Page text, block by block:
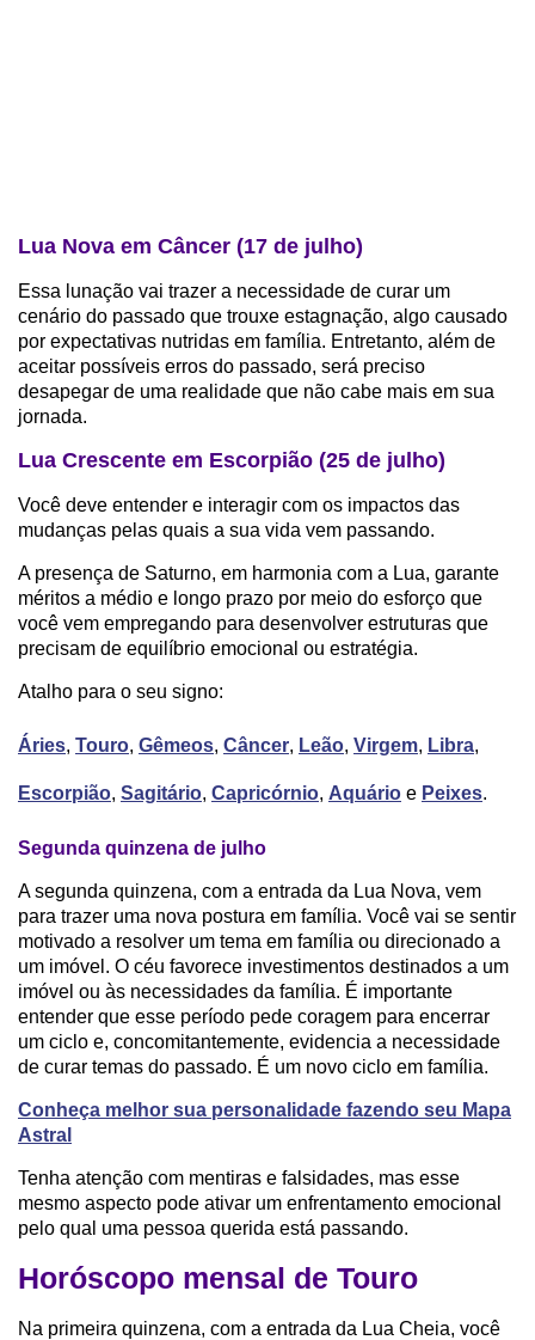
Lua Nova em Câncer (17 de julho)
Essa lunação vai trazer a necessidade de curar um
cenário do passado que trouxe estagnação, algo causado
por expectativas nutridas em família. Entretanto, além de
aceitar possíveis erros do passado, será preciso
desapegar de uma realidade que não cabe mais em sua
jornada.
Lua Crescente em Escorpião (25 de julho)
Você deve entender e interagir com os impactos das
mudanças pelas quais a sua vida vem passando.
A presença de Saturno, em harmonia com a Lua, garante
méritos a médio e longo prazo por meio do esforço que
você vem empregando para desenvolver estruturas que
precisam de equilíbrio emocional ou estratégia.
Atalho para o seu signo:
Áries, Touro, Gêmeos, Câncer, Leão, Virgem, Libra,
Escorpião, Sagitário, Capricórnio, Aquário e Peixes.
Segunda quinzena de julho
A segunda quinzena, com a entrada da Lua Nova, vem
para trazer uma nova postura em família. Você vai se sentir
motivado a resolver um tema em família ou direcionado a
um imóvel. O céu favorece investimentos destinados a um
imóvel ou às necessidades da família. É importante
entender que esse período pede coragem para encerrar
um ciclo e, concomitantemente, evidencia a necessidade
de curar temas do passado. É um novo ciclo em família.
Conheça melhor sua personalidade fazendo seu Mapa
Astral
Tenha atenção com mentiras e falsidades, mas esse
mesmo aspecto pode ativar um enfrentamento emocional
pelo qual uma pessoa querida está passando.
Horóscopo mensal de Touro
Na primeira quinzena, com a entrada da Lua Cheia, você